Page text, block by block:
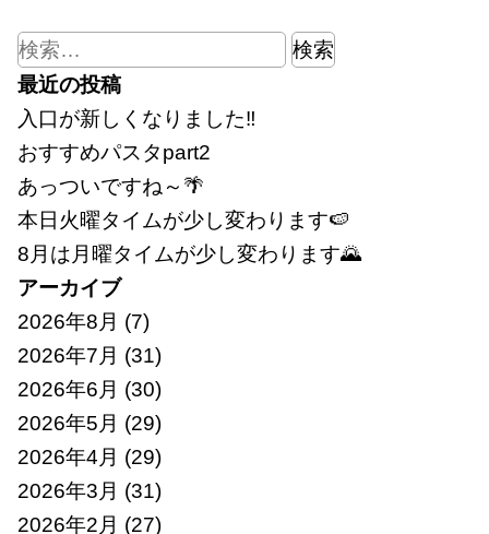
検
索:
最近の投稿
入口が新しくなりました‼
おすすめパスタpart2
あっついですね～🌴
本日火曜タイムが少し変わります🍉
8月は月曜タイムが少し変わります🌄
アーカイブ
2026年8月 (7)
2026年7月 (31)
2026年6月 (30)
2026年5月 (29)
2026年4月 (29)
2026年3月 (31)
2026年2月 (27)